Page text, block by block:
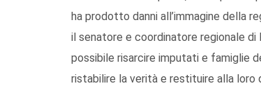
ha prodotto danni all’immagine della
il senatore e coordinatore regionale di
possibile risarcire imputati e famiglie
ristabilire la verità e restituire alla